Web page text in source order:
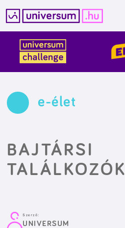
tartalomba
e-élet
BAJTÁRSI
TALÁLKOZÓK
Szerző:
UNIVERSUM